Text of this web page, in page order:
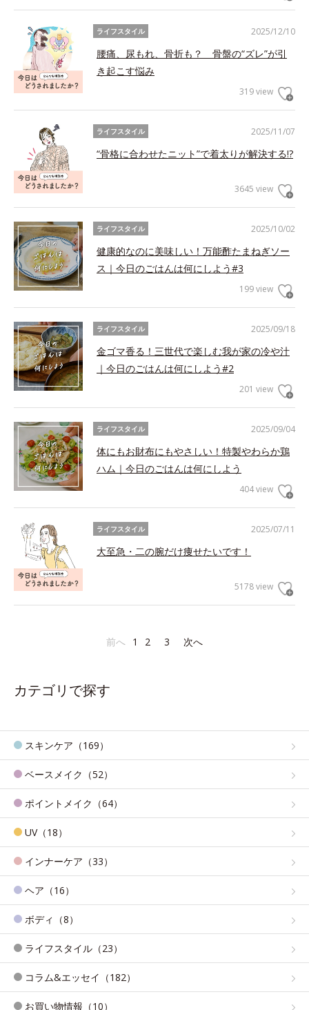
2025/12/10
ライフスタイル
腰痛、尿もれ、骨折も？ 骨盤の“ズレ”が引
き起こす悩み
319 view
2025/11/07
ライフスタイル
“骨格に合わせたニット”で着太りが解決する!?
3645 view
2025/10/02
ライフスタイル
健康的なのに美味しい！万能酢たまねぎソー
ス｜今日のごはんは何にしよう#3
199 view
2025/09/18
ライフスタイル
金ゴマ香る！三世代で楽しむ我が家の冷や汁
｜今日のごはんは何にしよう#2
201 view
2025/09/04
ライフスタイル
体にもお財布にもやさしい！特製やわらか鶏
ハム｜今日のごはんは何にしよう
404 view
2025/07/11
ライフスタイル
大至急・二の腕だけ痩せたいです！
5178 view
前へ 1 2 3 次へ
カテゴリで探す
スキンケア（169）
ベースメイク（52）
ポイントメイク（64）
UV（18）
インナーケア（33）
ヘア（16）
ボディ（8）
ライフスタイル（23）
コラム&エッセイ（182）
お買い物情報（10）